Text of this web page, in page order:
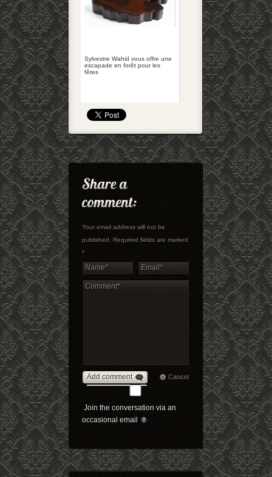
Sylvestre Wahid vous offre une
escapade en forêt pour les
fêtes
Your email address will not be
published. Required fields are marked
*
Add comment Cancel
Join the conversation via an
occasional email